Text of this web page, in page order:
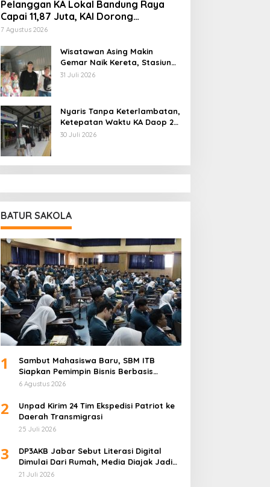
Pelanggan KA Lokal Bandung Raya
Capai 11,87 Juta, KAI Dorong
Pengembangan Infrastruktur Berbasis
7 Agustus 2026
Wisatawan Asing Makin
Gemar Naik Kereta, Stasiun
Bandung Jadi Gerbang
31 Juli 2026
Nyaris Tanpa Keterlambatan,
Ketepatan Waktu KA Daop 2
Bandung Tembus 99,85
30 Juli 2026
BATUR SAKOLA
1
Sambut Mahasiswa Baru, SBM ITB
Siapkan Pemimpin Bisnis Berbasis
Inovasi
6 Agustus 2026
2
Unpad Kirim 24 Tim Ekspedisi Patriot ke
Daerah Transmigrasi
25 Juli 2026
3
DP3AKB Jabar Sebut Literasi Digital
Dimulai Dari Rumah, Media Diajak Jadi
Mitra Keluarga
21 Juli 2026